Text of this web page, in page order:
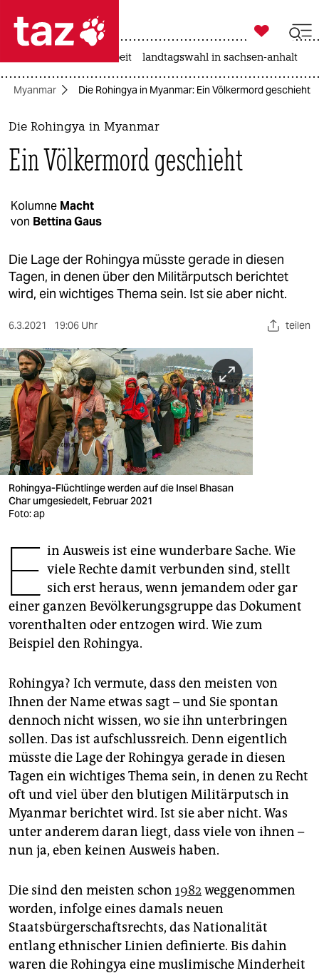
 taz zahl ich
taz zahl ich
themen
politik
gesellschaft
kultur
sport
berlin
nord
wahrheit
verlag
verlag
veranstaltungen
shop
unterstützen
genossenschaft
epaper login

taz zahl ich
arbeit landtagswahl in sachsen-anhalt
Myanmar Die Rohingya in Myanmar: Ein Völkermord geschieht
Die Rohingya in Myanmar
Ein Völkermord geschieht
Kolumne Macht
von Bettina Gaus
Die Lage der Rohingya müsste gerade in diesen
Tagen, in denen über den Militärputsch berichtet
wird, ein wichtiges Thema sein. Ist sie aber nicht.
6.3.2021 19:06 Uhr teilen
Rohingya-Flüchtlinge werden auf die Insel Bhasan
Char umgesiedelt, Februar 2021
Foto: ap
E in Ausweis ist eine wunderbare Sache. Wie
viele Rechte damit verbunden sind, stellt
sich erst heraus, wenn jemandem oder gar
einer ganzen Bevölkerungsgruppe das Dokument
vorenthalten oder entzogen wird. Wie zum
Beispiel den Rohingya.
Rohingya? Ich vermute, dass den meisten von
Ihnen der Name etwas sagt – und Sie spontan
dennoch nicht wissen, wo sie ihn unterbringen
sollen. Das ist aufschlussreich. Denn eigentlich
müsste die Lage der Rohingya gerade in diesen
Tagen ein wichtiges Thema sein, in denen zu Recht
oft und viel über den blutigen Militärputsch in
Myanmar berichtet wird. Ist sie aber nicht. Was
unter anderem daran liegt, dass viele von ihnen –
nun ja, eben keinen Ausweis haben.
Die sind den meisten schon 1982weggenommen
worden, infolge eines damals neuen
Staatsbürgerschaftsrechts, das Nationalität
entlang ethnischer Linien definierte. Bis dahin
waren die Rohingya eine muslimische Minderheit